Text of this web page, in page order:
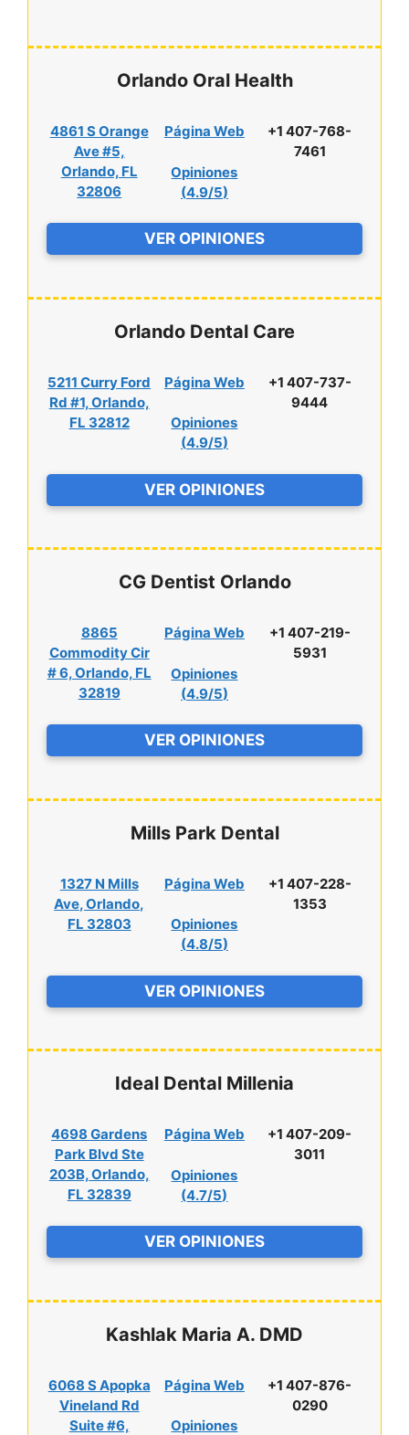
Orlando Oral Health
4861 S Orange
Ave #5,
Orlando, FL
32806
Página Web
Opiniones
(4.9/5)
+1 407-768-
7461
VER OPINIONES
Orlando Dental Care
5211 Curry Ford
Rd #1, Orlando,
FL 32812
Página Web
Opiniones
(4.9/5)
+1 407-737-
9444
VER OPINIONES
CG Dentist Orlando
8865
Commodity Cir
# 6, Orlando, FL
32819
Página Web
Opiniones
(4.9/5)
+1 407-219-
5931
VER OPINIONES
Mills Park Dental
1327 N Mills
Ave, Orlando,
FL 32803
Página Web
Opiniones
(4.8/5)
+1 407-228-
1353
VER OPINIONES
Ideal Dental Millenia
4698 Gardens
Park Blvd Ste
203B, Orlando,
FL 32839
Página Web
Opiniones
(4.7/5)
+1 407-209-
3011
VER OPINIONES
Kashlak Maria A. DMD
6068 S Apopka
Vineland Rd
Suite #6,
Página Web
Opiniones
+1 407-876-
0290